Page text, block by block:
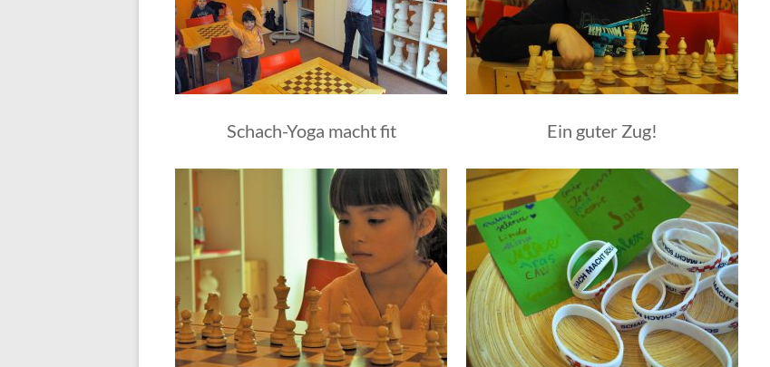
Schach-Yoga macht fit Ein guter Zug!